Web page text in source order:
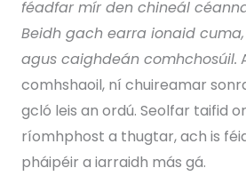
féadfar mír den chineál
Beidh gach earra ionaid
agus caighdeán comhchosúil.
comhshaoil, ní chuireamar
gcló leis an ordú. Seolfar taifid
ríomhphost a thugtar, ach is
pháipéir a iarraidh más gá.